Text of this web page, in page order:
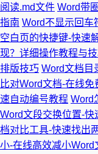
阅读.md文件 Word带
指南 Word不显示回车
空白页的快捷键-快速
现？详细操作教程与
排版技巧 Word文档目
比对Word文档-在线免
速自动编号教程 Word
Word文段交换位置-
档对比工具-快速找出
小-在线高效减小Word